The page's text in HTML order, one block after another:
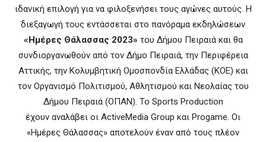
ιδανική επιλογή για να φιλοξενήσει τους αγώνες αυτούς. Η
διεξαγωγή τους εντάσσεται στο πανόραμα εκδηλώσεων
«Ημέρες Θάλασσας 2023» του Δήμου Πειραιά και θα
συνδιοργανωθούν από τον Δήμο Πειραιά, την Περιφέρεια
Αττικής, την Κολυμβητική Ομοσπονδία Ελλάδας (ΚΟΕ) και
τον Οργανισμό Πολιτισμού, Αθλητισμού και Νεολαίας του
Δήμου Πειραιά (ΟΠΑΝ). Το Sports Production
έχουν αναλάβει οι ActiveMedia Group και Progame. Οι
«Ημέρες Θάλασσας» αποτελούν έναν από τους πλέον